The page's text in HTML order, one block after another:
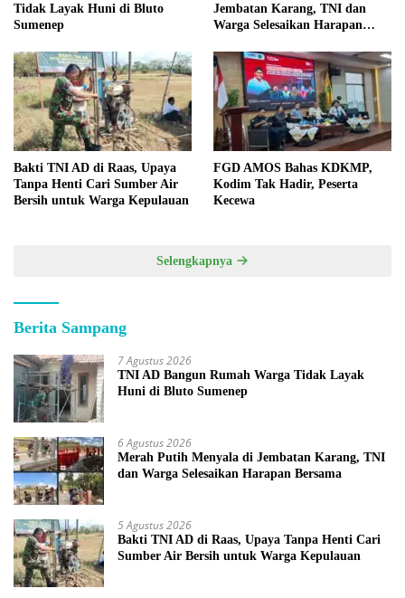
Tidak Layak Huni di Bluto
Sumenep
Jembatan Karang, TNI dan
Warga Selesaikan Harapan
Bakti TNI AD di Raas, Upaya
Tanpa Henti Cari Sumber Air
Bersih untuk Warga Kepulauan
FGD AMOS Bahas KDKMP,
Kodim Tak Hadir, Peserta
Kecewa
Selengkapnya
Berita Sampang
7 Agustus 2026
TNI AD Bangun Rumah Warga Tidak Layak
Huni di Bluto Sumenep
6 Agustus 2026
Merah Putih Menyala di Jembatan Karang, TNI
dan Warga Selesaikan Harapan Bersama
5 Agustus 2026
Bakti TNI AD di Raas, Upaya Tanpa Henti Cari
Sumber Air Bersih untuk Warga Kepulauan